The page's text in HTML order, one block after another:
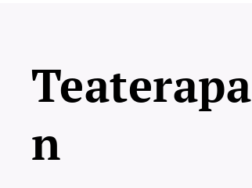
Teaterapa
n